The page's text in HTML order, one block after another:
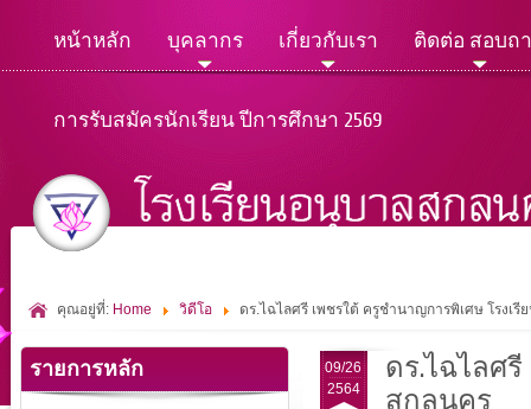
หน้าหลัก บุคลากร เกี่ยวกับเรา ติดต่อ สอบถ
การรับสมัครนักเรียน ปีการศึกษา 2569
คุณอยู่ที่: Home วิดีโอ ดร.ไฉไลศรี เพชรใต้ ครูชำนาญการพิเศษ โรงเ
09/26
2564
ดร.ไฉไลศ
สกลนคร
รายการหลัก